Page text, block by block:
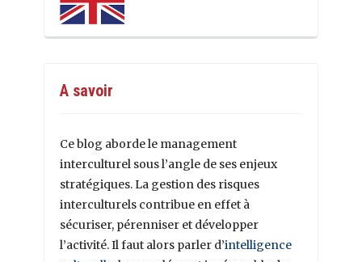
A savoir
Ce blog aborde le management
interculturel sous l’angle de ses enjeux
stratégiques. La gestion des risques
interculturels contribue en effet à
sécuriser, pérenniser et développer
l’activité. Il faut alors parler d’intelligence